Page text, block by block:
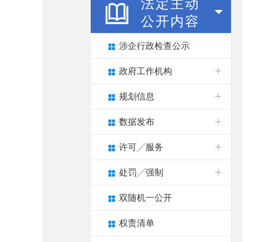
法定主动
公开内容
涉企行政检查公示
政府工作机构
规划信息
数据发布
许可╱服务
处罚╱强制
双随机一公开
权责清单